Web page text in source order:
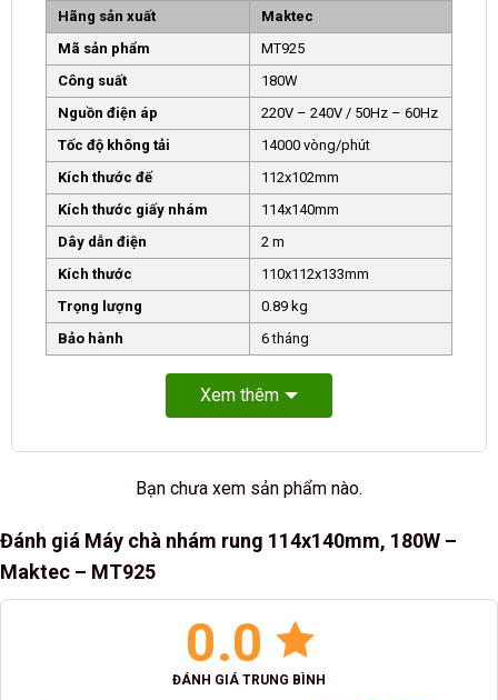
Hãng sản xuất
Maktec
Mã sản phẩm
MT925
Công suất
180W
Nguồn điện áp
220V – 240V / 50Hz – 60Hz
Tốc độ không tải
14000 vòng/phút
Kích thước đế
112x102mm
Kích thước giấy nhám
114x140mm
Dây dẫn điện
2 m
Kích thước
110x112x133mm
Trọng lượng
0.89 kg
Bảo hành
6 tháng
Xem thêm
Bạn chưa xem sản phẩm nào.
Đánh giá Máy chà nhám rung 114x140mm, 180W –
Maktec – MT925
0.0
ĐÁNH GIÁ TRUNG BÌNH